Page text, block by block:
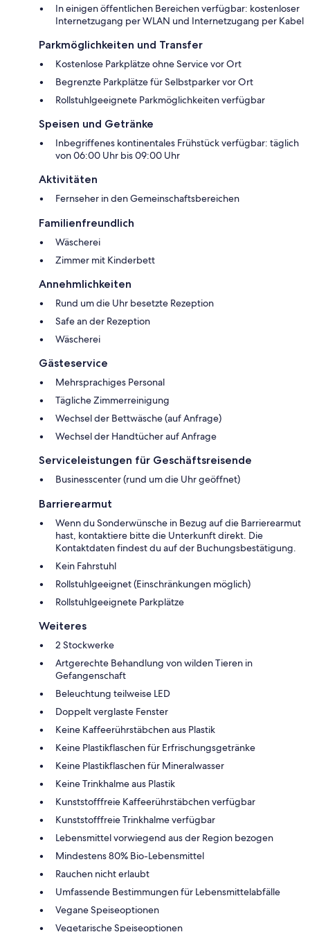
In einigen öffentlichen Bereichen verfügbar: kostenloser
Internetzugang per WLAN und Internetzugang per Kabel
Parkmöglichkeiten und Transfer
Kostenlose Parkplätze ohne Service vor Ort
Begrenzte Parkplätze für Selbstparker vor Ort
Rollstuhlgeeignete Parkmöglichkeiten verfügbar
Speisen und Getränke
Inbegriffenes kontinentales Frühstück verfügbar: täglich
von 06:00 Uhr bis 09:00 Uhr
Aktivitäten
Fernseher in den Gemeinschaftsbereichen
Familienfreundlich
Wäscherei
Zimmer mit Kinderbett
Annehmlichkeiten
Rund um die Uhr besetzte Rezeption
Safe an der Rezeption
Wäscherei
Gästeservice
Mehrsprachiges Personal
Tägliche Zimmerreinigung
Wechsel der Bettwäsche (auf Anfrage)
Wechsel der Handtücher auf Anfrage
Serviceleistungen für Geschäftsreisende
Businesscenter (rund um die Uhr geöffnet)
Barrierearmut
Wenn du Sonderwünsche in Bezug auf die Barrierearmut
hast, kontaktiere bitte die Unterkunft direkt. Die
Kontaktdaten findest du auf der Buchungsbestätigung.
Kein Fahrstuhl
Rollstuhlgeeignet (Einschränkungen möglich)
Rollstuhlgeeignete Parkplätze
Weiteres
2 Stockwerke
Artgerechte Behandlung von wilden Tieren in
Gefangenschaft
Beleuchtung teilweise LED
Doppelt verglaste Fenster
Keine Kaffeerührstäbchen aus Plastik
Keine Plastikflaschen für Erfrischungsgetränke
Keine Plastikflaschen für Mineralwasser
Keine Trinkhalme aus Plastik
Kunststofffreie Kaffeerührstäbchen verfügbar
Kunststofffreie Trinkhalme verfügbar
Lebensmittel vorwiegend aus der Region bezogen
Mindestens 80% Bio-Lebensmittel
Rauchen nicht erlaubt
Umfassende Bestimmungen für Lebensmittelabfälle
Vegane Speiseoptionen
Vegetarische Speiseoptionen